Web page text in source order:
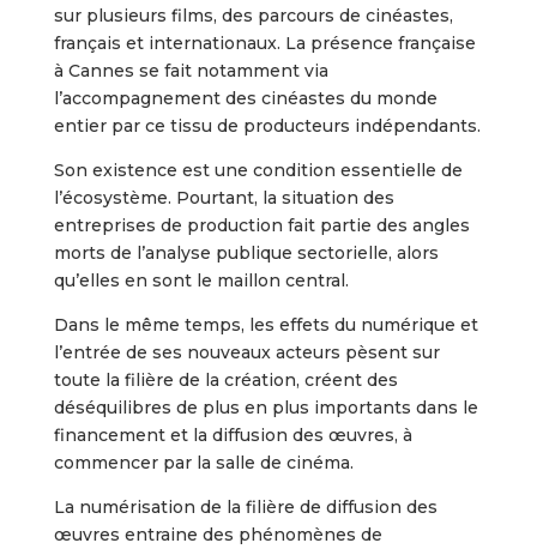
sur plusieurs films, des parcours de cinéastes,
français et internationaux. La présence française
à Cannes se fait notamment via
l’accompagnement des cinéastes du monde
entier par ce tissu de producteurs indépendants.
Son existence est une condition essentielle de
l’écosystème. Pourtant, la situation des
entreprises de production fait partie des angles
morts de l’analyse publique sectorielle, alors
qu’elles en sont le maillon central.
Dans le même temps, les effets du numérique et
l’entrée de ses nouveaux acteurs pèsent sur
toute la filière de la création, créent des
déséquilibres de plus en plus importants dans le
financement et la diffusion des œuvres, à
commencer par la salle de cinéma.
La numérisation de la filière de diffusion des
œuvres entraine des phénomènes de